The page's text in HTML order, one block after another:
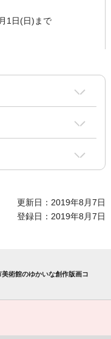
1日(日)まで
更新日：2019年8月7日
登録日：2019年8月7日
術館のゆかいな創作版画コ